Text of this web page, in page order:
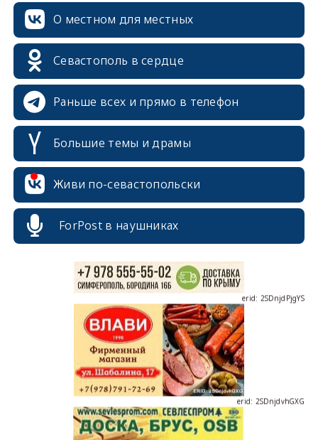
О местном для местных
Севастополь в сердце
Раньше всех и прямо в телефон
Большие темы и драмы
Живи по-севастопольски
ForPost в наушниках
erid: 2SDnjcrDNw6
erid: 2SDnjdvhGXG